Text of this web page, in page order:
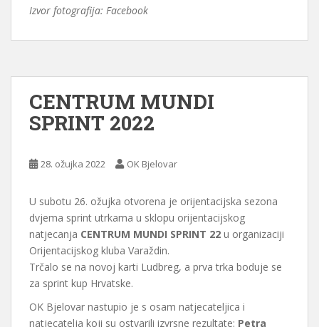
Izvor fotografija: Facebook
CENTRUM MUNDI
SPRINT 2022
28. ožujka 2022 OK Bjelovar
U subotu 26. ožujka otvorena je orijentacijska sezona
dvjema sprint utrkama u sklopu orijentacijskog
natjecanja CENTRUM MUNDI SPRINT 22 u organizaciji
Orijentacijskog kluba Varaždin.
Trčalo se na novoj karti Ludbreg, a prva trka boduje se
za sprint kup Hrvatske.
OK Bjelovar nastupio je s osam natjecateljica i
natjecatelja koji su ostvarili izvrsne rezultate: Petra